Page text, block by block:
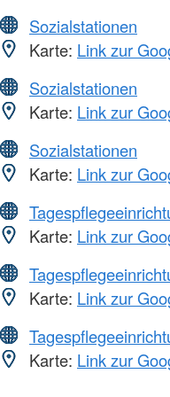
Sozialstationen
Karte: Link zur
Sozialstationen
Karte: Link zur
Sozialstationen
Karte: Link zur
Karte: Link zur
Karte: Link zur
Karte: Link zur